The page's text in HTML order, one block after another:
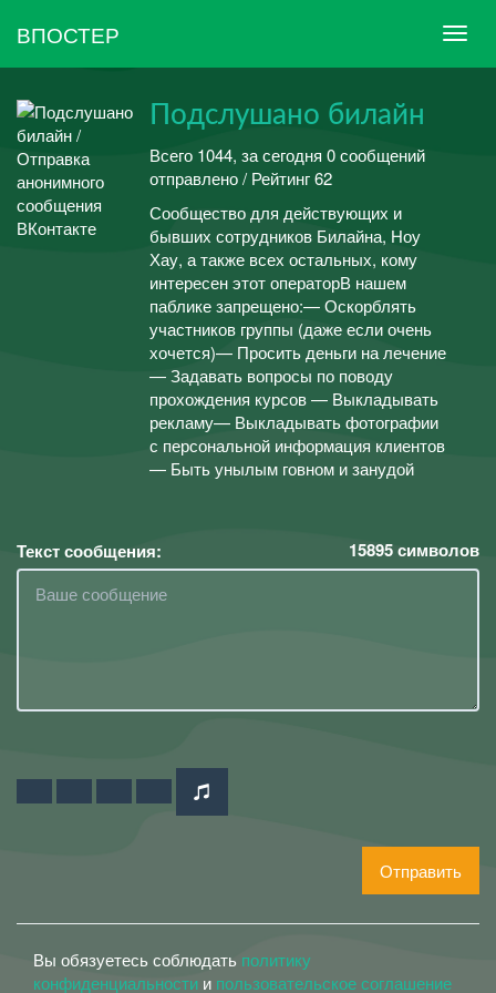
ВПОСТЕР
Подслушано билайн
Всего 1044, за сегодня 0 сообщений
отправлено / Рейтинг 62
Сообщество для действующих и
бывших сотрудников Билайна, Ноу
Хау, а также всех остальных, кому
интересен этот операторВ нашем
паблике запрещено:— Оскорблять
участников группы (даже если очень
хочется)— Просить деньги на лечение
— Задавать вопросы по поводу
прохождения курсов — Выкладывать
рекламу— Выкладывать фотографии
с персональной информация клиентов
— Быть унылым говном и занудой
Текст сообщения: 15895символов
Отправить
Вы обязуетесь соблюдать политику
конфиденциальности и пользовательское соглашение